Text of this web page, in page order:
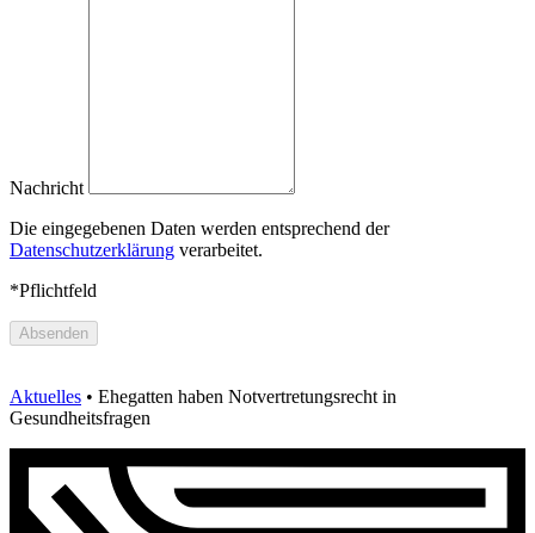
Nachricht
Die eingegebenen Daten werden entsprechend der
Datenschutzerklärung verarbeitet.
*Pflichtfeld
Absenden
Aktuelles • Ehegatten haben Notvertretungsrecht in
Gesundheitsfragen